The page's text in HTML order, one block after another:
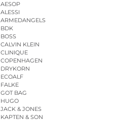
AESOP
ALESSI
ARMEDANGELS
BDK
BOSS
CALVIN KLEIN
CLINIQUE
COPENHAGEN
DRYKORN
ECOALF
FALKE
GOT BAG
HUGO
JACK & JONES
KAPTEN & SON